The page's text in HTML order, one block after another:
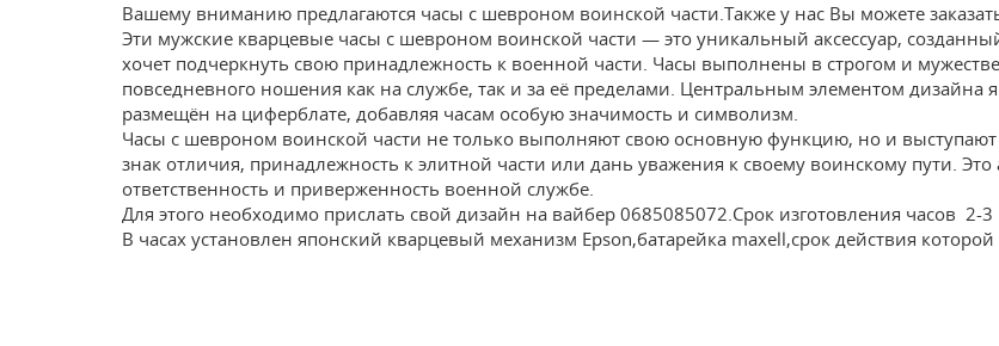
Вашему вниманию предлагаются часы с шевроном воинской части.Также у нас Вы можете
Эти мужские кварцевые часы с шевроном воинской части — это уникальный аксессуар,
хочет подчеркнуть свою принадлежность к военной части. Часы выполнены в строгом и
повседневного ношения как на службе, так и за её пределами. Центральным элементом дизайна
размещён на циферблате, добавляя часам особую значимость и символизм.
Часы с шевроном воинской части не только выполняют свою основную функцию, но и
знак отличия, принадлежность к элитной части или дань уважения к своему воинскому пути.
ответственность и приверженность военной службе.
Для этого необходимо прислать свой дизайн на вайбер 0685085072.Срок изготовления часов 2-
В часах установлен японский кварцевый механизм Epson,батарейка maxell,срок действия которой